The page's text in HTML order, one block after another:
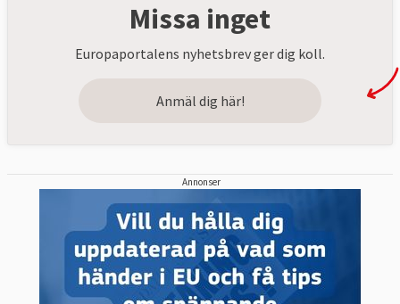
Missa inget
Europaportalens nyhetsbrev ger dig koll.
Anmäl dig här!
Annonser